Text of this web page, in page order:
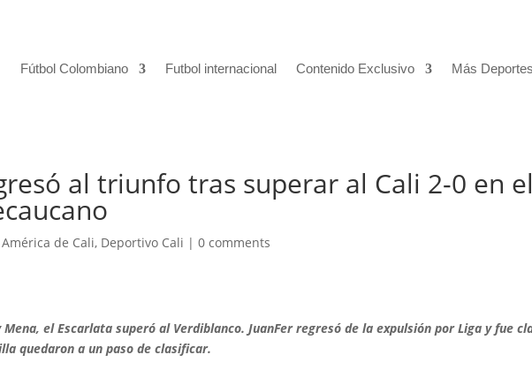
Fútbol Colombiano Futbol internacional Contenido Exclusivo Más
al triunfo tras superar al Cali 2-0 en
América de Cali, Deportivo Cali |0 comments
el Escarlata superó al Verdiblanco. JuanFer regresó de la expulsión por Liga y fue
quedaron a un paso de clasificar.